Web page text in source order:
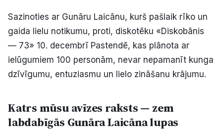
Facebook Instagram YouTube
E-avīze Abonē
Sazinoties ar Gunāru Laicānu, kurš pašlaik rīko un
gaida lielu notikumu, proti, diskotēku «Diskobānis
— 73» 10. decembrī Pastendē, kas plānota ar
ielūgumiem 100 personām, nevar nepamanīt kunga
dzīvīgumu, entuziasmu un lielo zināšanu krājumu.
Katrs mūsu avīzes raksts — zem
labdabīgās Gunāra Laicāna lupas